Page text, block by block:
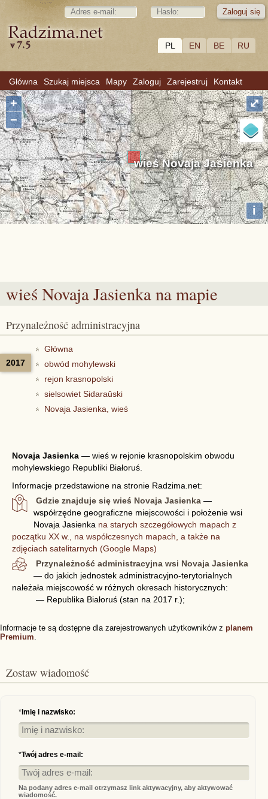
PL EN BE RU
Główna Szukaj miejsca Mapy Zaloguj Zarejestruj Kontakt
wieś Novaja Jasienka
+
−
i
⤢
wieś Novaja Jasienkana mapie
Przynależność administracyjna
2017
Główna
obwód mohylewski
rejon krasnopolski
sielsowiet Sidaraŭski
Novaja Jasienka, wieś
Novaja Jasienka — wieś w rejonie krasnopolskim obwodu
mohylewskiego Republiki Białoruś.
Informacje przedstawione na stronie Radzima.net:
Gdzie znajduje się wieś Novaja Jasienka —
współrzędne geograficzne miejscowości i położenie wsi
Novaja Jasienka na starych szczegółowych mapach z
początku XX w., na współczesnych mapach, a także na
zdjęciach satelitarnych (Google Maps)
Przynależność administracyjna wsi Novaja Jasienka
— do jakich jednostek administracyjno-terytorialnych
należała miejscowość w różnych okresach historycznych:
— Republika Białoruś (stan na 2017 r.);
Informacje te są dostępne dla zarejestrowanych użytkowników z planem
Premium.
Zostaw wiadomość
* Imię i nazwisko:
*Twój adres e-mail:
Na podany adres e-mail otrzymasz link aktywacyjny, aby aktywować
wiadomość.